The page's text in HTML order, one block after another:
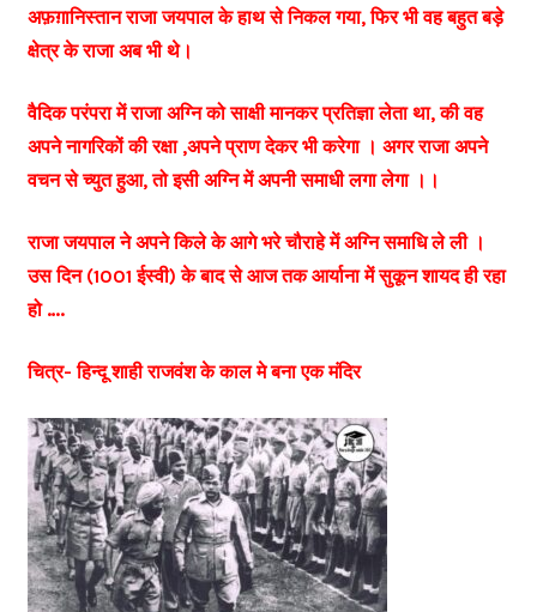
अफ़ग़ानिस्तान राजा जयपाल के हाथ से निकल गया, फिर भी वह बहुत बड़े
क्षेत्र के राजा अब भी थे।
वैदिक परंपरा में राजा अग्नि को साक्षी मानकर प्रतिज्ञा लेता था, की वह
अपने नागरिकों की रक्षा ,अपने प्राण देकर भी करेगा । अगर राजा अपने
वचन से च्युत हुआ, तो इसी अग्नि में अपनी समाधी लगा लेगा ।।
राजा जयपाल ने अपने किले के आगे भरे चौराहे में अग्नि समाधि ले ली ।
उस दिन (1001 ईस्वी) के बाद से आज तक आर्याना में सुकून शायद ही रहा
हो ….
चित्र- हिन्दू शाही राजवंश के काल मे बना एक मंदिर